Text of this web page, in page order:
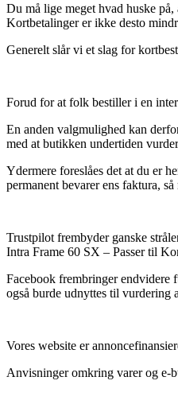
Du må lige meget hvad huske
Kortbetalinger er ikke desto
Generelt slår vi et slag for
Forud for at folk bestiller i en
En anden valgmulighed kan
med at butikken undertiden
Ydermere foreslåes det at du er
permanent bevarer ens faktura,
Trustpilot frembyder ganske
Intra Frame 60 SX – Passer til
Facebook frembringer endvidere
også burde udnyttes til vurdering
Vores website er
Anvisninger omkring varer og e-